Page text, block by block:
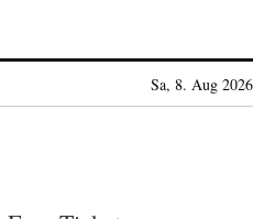
Sa, 8. Aug 2026